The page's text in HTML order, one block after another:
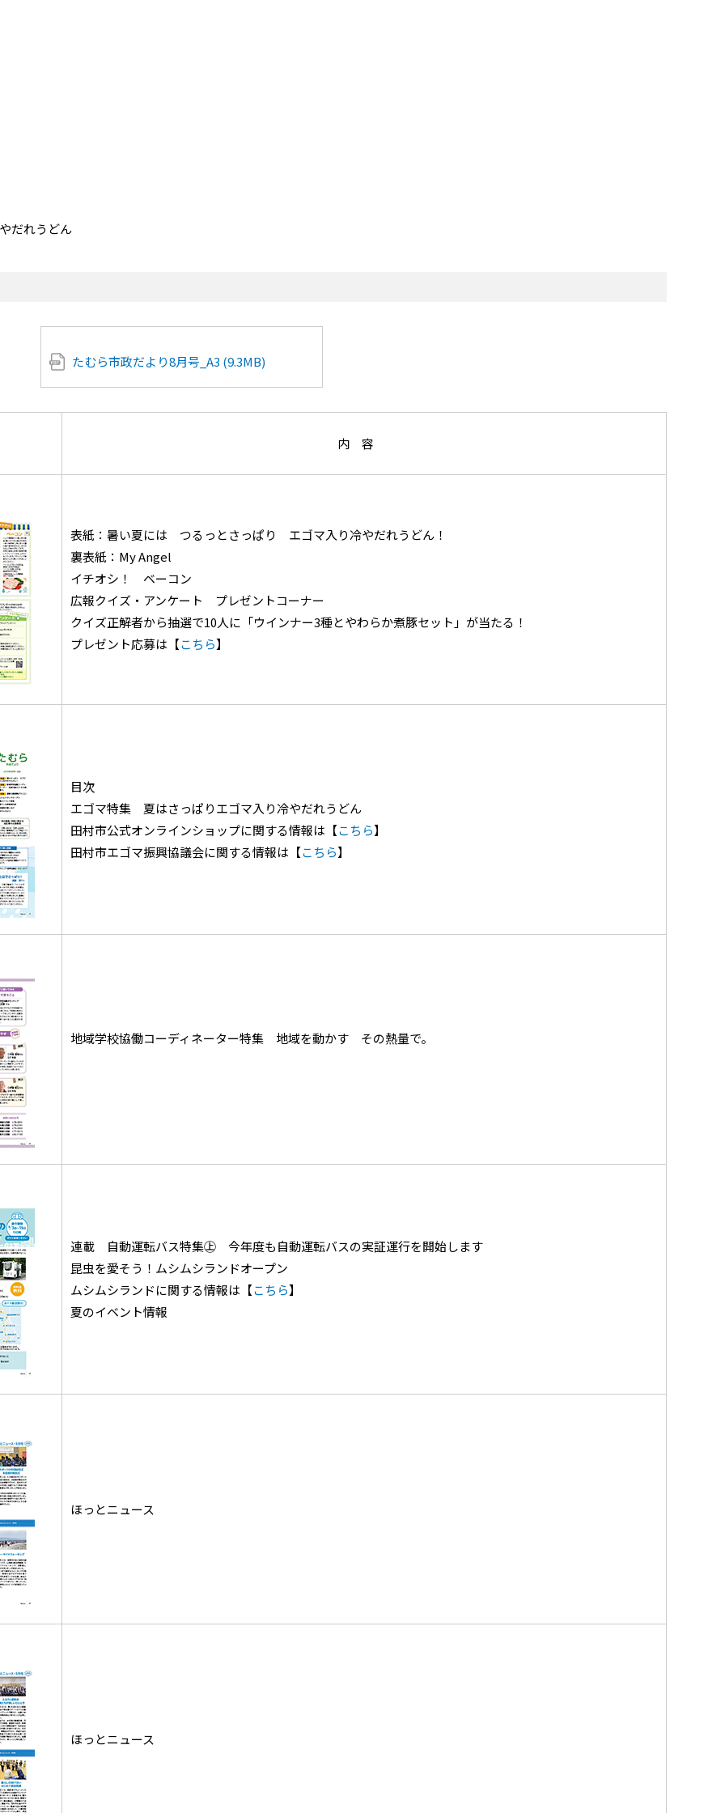
だれうどん
たむら市政だより8月号_A3 (9.3MB)
内 容
表紙：暑い夏には つるっとさっぱり エゴマ入り冷やだれうどん！
裏表紙：My Angel
イチオシ！ ベーコン
広報クイズ・アンケート プレゼントコーナー
クイズ正解者から抽選で10人に「ウインナー3種とやわらか煮豚セット」が当たる！
プレゼント応募は【こちら】
目次
エゴマ特集 夏はさっぱりエゴマ入り冷やだれうどん
田村市公式オンラインショップに関する情報は【こちら】
田村市エゴマ振興協議会に関する情報は【こちら】
地域学校協働コーディネーター特集 地域を動かす その熱量で。
連載 自動運転バス特集㊤ 今年度も自動運転バスの実証運行を開始します
昆虫を愛そう！ムシムシランドオープン
ムシムシランドに関する情報は【こちら】
夏のイベント情報
ほっとニュース
ほっとニュース